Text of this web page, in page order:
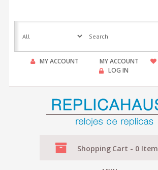
MY ACCOUNT MY ACCOUNT
LOG IN
Shopping Cart - 0Item